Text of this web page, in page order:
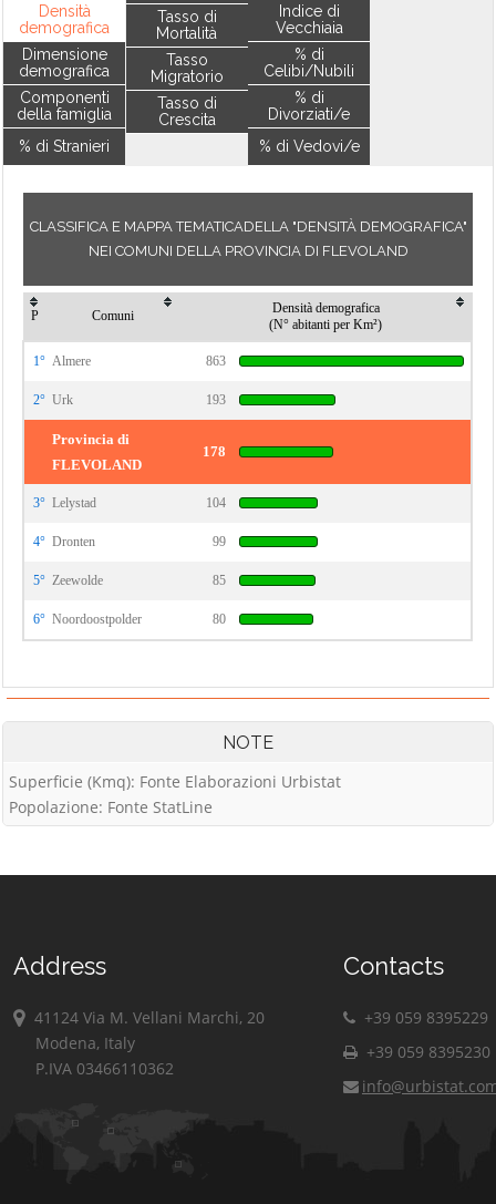
Densità
demografica
Dimensione
demografica
Componenti
della famiglia
% di Stranieri
Tasso di
Mortalità
Tasso
Migratorio
Tasso di
Crescita
Indice di
Vecchiaia
% di
Celibi/Nubili
% di
Divorziati/e
% di Vedovi/e
CLASSIFICA E MAPPA TEMATICADELLA "DENSITÀ DEMOGRAFICA"
NEI COMUNI DELLA PROVINCIA DI FLEVOLAND
P Comuni
Densità demografica
(N° abitanti per Km²)
1° Almere 863
2° Urk 193
Provincia di
FLEVOLAND
178
3° Lelystad 104
4° Dronten 99
5° Zeewolde 85
6° Noordoostpolder 80
NOTE
Superficie (Kmq): Fonte Elaborazioni Urbistat
Popolazione: Fonte StatLine
Address
41124 Via M. Vellani Marchi, 20
Modena, Italy
P.IVA 03466110362
Contacts
+39 059 8395229
+39 059 8395230